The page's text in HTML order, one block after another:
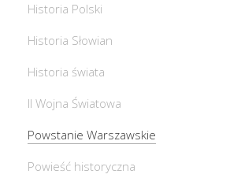
Historia Polski
Historia Słowian
Historia świata
II Wojna Światowa
Powstanie Warszawskie
Powieść historyczna